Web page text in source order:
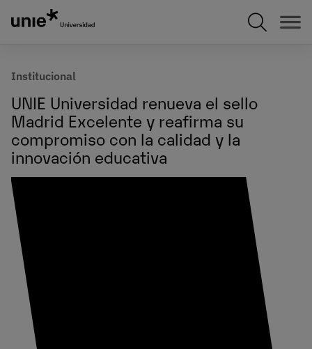
Institucional
UNIE Universidad renueva el sello
Madrid Excelente y reafirma su
compromiso con la calidad y la
innovación educativa